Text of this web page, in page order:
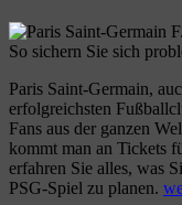
So sichern Sie sich
Paris Saint-Germain,
erfolgreichsten
Fans aus der ganzen
kommt man an Tickets
erfahren Sie alles, was
PSG-Spiel zu planen.